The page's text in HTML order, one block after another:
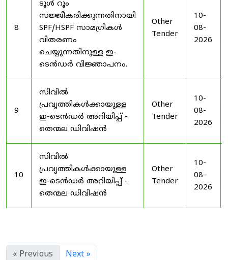
8
ടൂൾ റൂം
സജ്ജീകരിക്കുന്നതിനായി
SPF/HSPF സാമഗ്രികൾ
വിതരണം
ചെയ്യുന്നതിനുള്ള ഇ-
ടെൻഡർ വിജ്ഞാപനം.
Other
Tender
10-
08-
2026
9
സിവിൽ
പ്രവൃത്തികൾക്കായുള്ള
ഇ-ടെൻഡർ അറിയിപ്പ് -
തെന്മല ഡിവിഷൻ
Other
Tender
10-
08-
2026
10
സിവിൽ
പ്രവൃത്തികൾക്കായുള്ള
ഇ-ടെൻഡർ അറിയിപ്പ് -
തെന്മല ഡിവിഷൻ
Other
Tender
10-
08-
2026
« Previous Next »